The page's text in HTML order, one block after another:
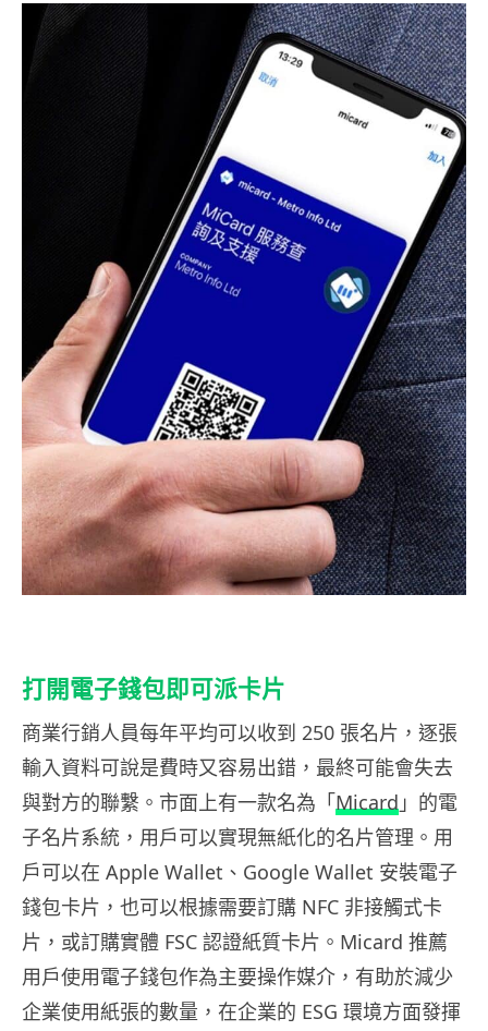
打開電子錢包即可派卡片
商業行銷人員每年平均可以收到 250 張名片，逐張
輸入資料可說是費時又容易出錯，最終可能會失去
與對方的聯繫。市面上有一款名為「Micard 」的電
子名片系統，用戶可以實現無紙化的名片管理。用
戶可以在 Apple Wallet、Google Wallet 安裝電子
錢包卡片，也可以根據需要訂購 NFC 非接觸式卡
片，或訂購實體 FSC 認證紙質卡片。Micard 推薦
用戶使用電子錢包作為主要操作媒介，有助於減少
企業使用紙張的數量，在企業的 ESG 環境方面發揮